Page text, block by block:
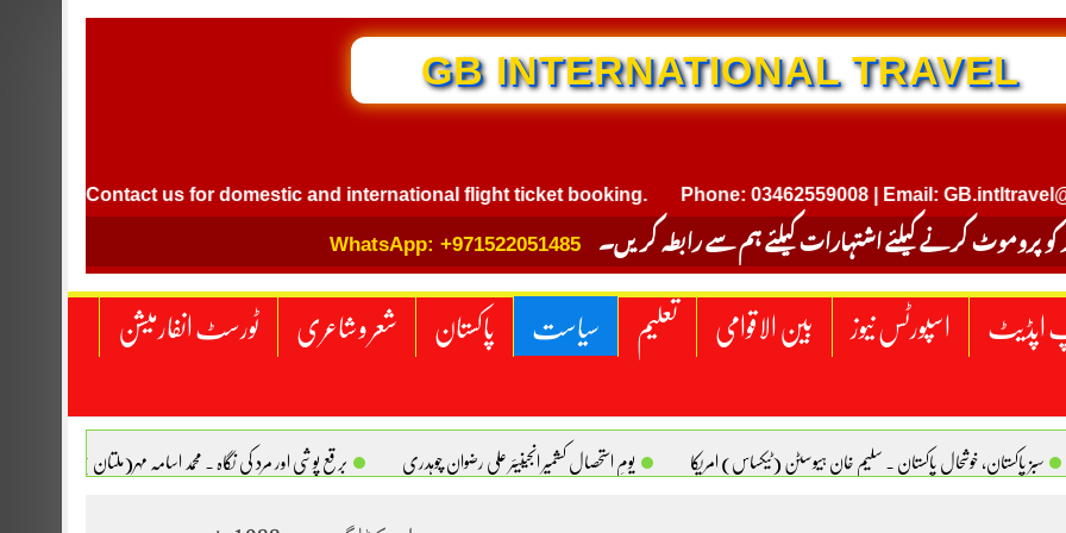
GB INTERNATIONAL TRAVEL
Contact us for domestic and international flight ticket booking. Phone: 03462559008 | Email:
کو پروموٹ کرنے کیلئے اشتہارات کیلئے ہم سے رابطہ کریں۔ WhatsApp: +971522051485
اپڈیٹ اسپورٹس نیوز بین الاقوامی تعلیم سیاست پاکستان شعر و شاعری ٹورسٹ انفارمیشن
سبز پاکستان، خوشحال پاکستان . سلیم خان ہیوسٹن (ٹیکساس) امریکا یومِ استحصالِ کشمیر انجینیئر علی رضوان چوہدری برقع پوشی اور مرد کی نگاہ . محمد اسامہ مہر(ملتان )